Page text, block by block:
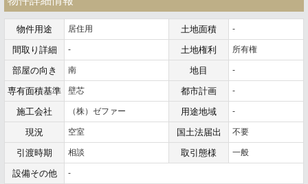
物件用途 居住用 土地面積 -
間取り詳細 - 土地権利 所有権
部屋の向き 南 地目 -
専有面積基準 壁芯 都市計画 -
施工会社 （株）ゼファー 用途地域 -
現況 空室 国土法届出 不要
引渡時期 相談 取引態様 一般
設備その他 -